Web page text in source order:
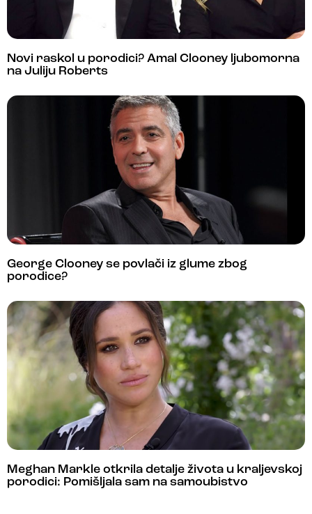
Novi raskol u porodici? Amal Clooney ljubomorna
na Juliju Roberts
George Clooney se povlači iz glume zbog
porodice?
Meghan Markle otkrila detalje života u kraljevskoj
porodici: Pomišljala sam na samoubistvo